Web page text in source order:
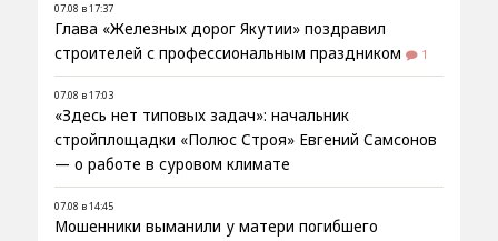
07.08 в 17:37
Глава «Железных дорог Якутии» поздравил
строителей с профессиональным праздником
1
07.08 в 17:03
«Здесь нет типовых задач»: начальник
стройплощадки «Полюс Строя» Евгений Самсонов
— о работе в суровом климате
07.08 в 14:45
Мошенники выманили у матери погибшего